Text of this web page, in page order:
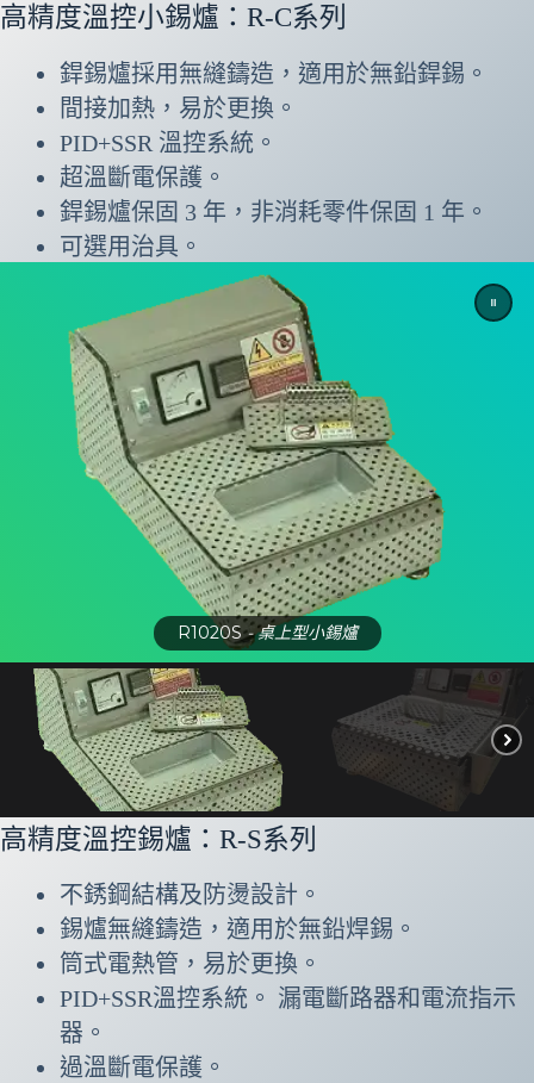
高精度溫控小錫爐：R-C系列
銲錫爐採用無縫鑄造，適用於無鉛銲錫。
間接加熱，易於更換。
PID+SSR 溫控系統。
超溫斷電保護。
銲錫爐保固 3 年，非消耗零件保固 1 年。
可選用治具。
R1020S- 桌上型小錫爐
高精度溫控錫爐：R-S系列
不銹鋼結構及防燙設計。
錫爐無縫鑄造，適用於無鉛焊錫。
筒式電熱管，易於更換。
PID+SSR溫控系統。 漏電斷路器和電流指示
器。
過溫斷電保護。